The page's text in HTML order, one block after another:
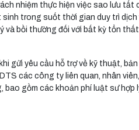
nhiệm thực hiện việc sao lưu tất
sinh trong suốt thời gian duy trì
và bồi thường đối với bất kỳ tổn
gửi yêu cầu hỗ trợ về kỹ thuật,
các công ty liên quan, nhân
bao gồm các khoản phí luật sư